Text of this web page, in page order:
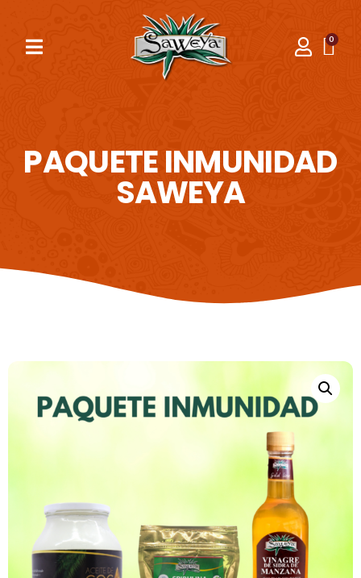
PAQUETE INMUNIDAD
SAWEYA